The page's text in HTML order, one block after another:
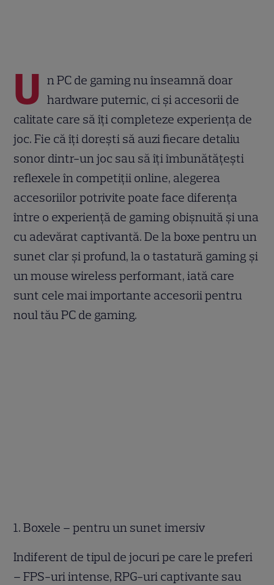
U n PC de gaming nu înseamnă doar
hardware puternic, ci și accesorii de
calitate care să îți completeze experiența de
joc. Fie că îți dorești să auzi fiecare detaliu
sonor dintr-un joc sau să îți îmbunătățești
reflexele în competiții online, alegerea
accesoriilor potrivite poate face diferența
între o experiență de gaming obișnuită și una
cu adevărat captivantă. De la boxe pentru un
sunet clar și profund, la o tastatură gaming și
un mouse wireless performant, iată care
sunt cele mai importante accesorii pentru
noul tău PC de gaming.
1. Boxele – pentru un sunet imersiv
Indiferent de tipul de jocuri pe care le preferi
– FPS-uri intense, RPG-uri captivante sau